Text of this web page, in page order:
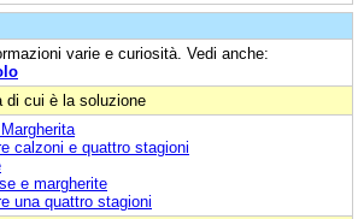
varie e curiosità. Vedi anche:
di cui è la soluzione
calzoni e quattro stagioni
e margherite
una quattro stagioni